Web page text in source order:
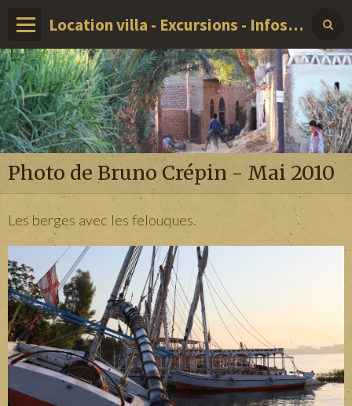
Location villa - Excursions - Infos sur LOUXOR - EGYPTE
Photo de Bruno Crépin - Mai 2010
Les berges avec les felouques.